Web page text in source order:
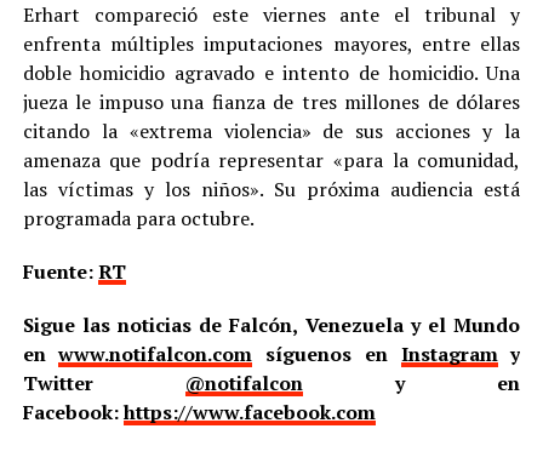
Erhart compareció este viernes ante el tribunal y
enfrenta múltiples imputaciones mayores, entre ellas
doble homicidio agravado e intento de homicidio. Una
jueza le impuso una fianza de tres millones de dólares
citando la «extrema violencia» de sus acciones y la
amenaza que podría representar «para la comunidad,
las víctimas y los niños». Su próxima audiencia está
programada para octubre.
Fuente:RT
Sigue las noticias de Falcón, Venezuela y el Mundo
enwww.notifalcon.com síguenos en Instagramy
Twitter @notifalcony en
Facebook:https://www.facebook.com